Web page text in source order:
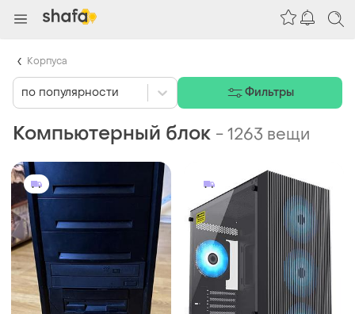
Компьютерный блок -1263 вещи
по популярности Фильтры
Корпуса